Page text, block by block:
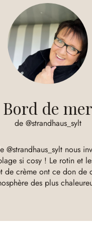
Bord de mer
de @strandhaus_sylt
@strandhaus_sylt nous
si cosy ! Le rotin et
de crème ont ce don de
des plus